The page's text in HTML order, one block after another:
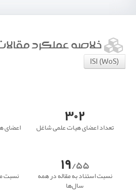
خلاصه عملکرد
ISI (WoS)
۳۰۲
تعداد اعضای هیات علمی شاغل اعضای
۱۹/۵۵
نسبت استناد به مقاله در همه
سال‌ها
نسبت